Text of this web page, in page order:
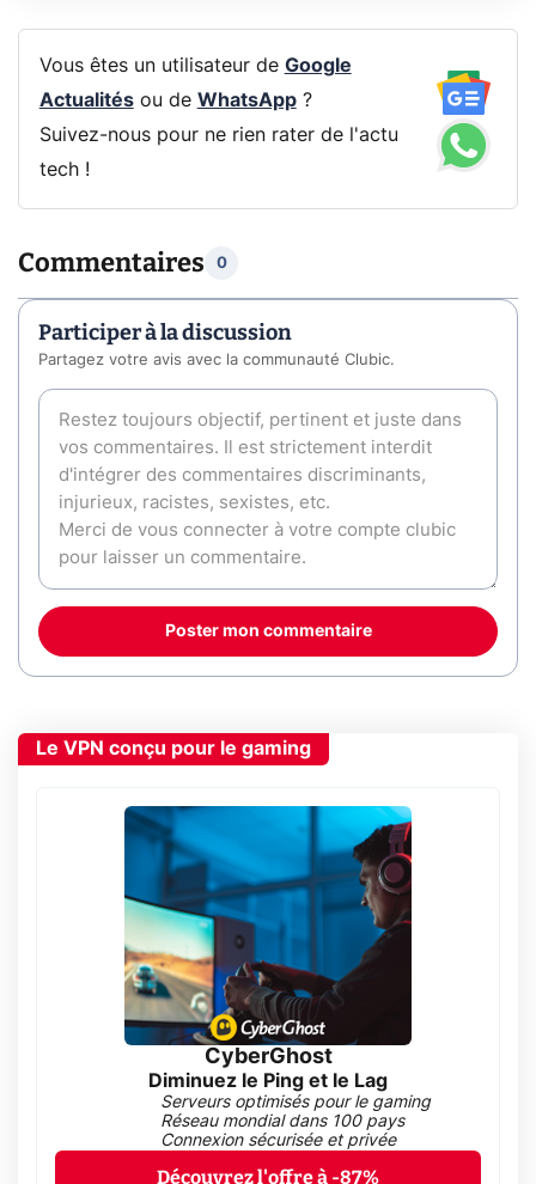
Vous êtes un utilisateur de Google
Actualitésou de WhatsApp?
Suivez-nous pour ne rien rater de l'actu
tech !
Commentaires 0
Participer à la discussion
Partagez votre avis avec la communauté Clubic.
Poster mon commentaire
Le VPN conçu pour le gaming
CyberGhost
Diminuez le Ping et le Lag
Serveurs optimisés pour le gaming
Réseau mondial dans 100 pays
Connexion sécurisée et privée
Découvrez l'offre à -87%